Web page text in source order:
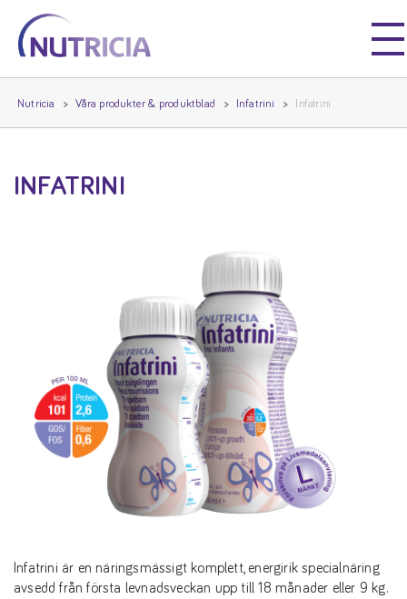
Nutricia
Nutricia
Nutricia Våra produkter & produktblad Infatrini Infatrini
INFATRINI
Infatrini är en näringsmässigt komplett, energirik specialnäring
avsedd från första levnadsveckan upp till 18 månader eller 9 kg.